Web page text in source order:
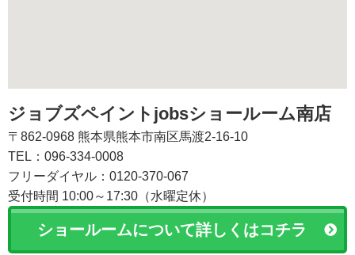
ジョブズペイントjobsショールーム南店
〒862-0968 熊本県熊本市南区馬渡2-16-10
TEL：096-334-0008
フリーダイヤル：0120-370-067
受付時間 10:00～17:30（水曜定休）
ショールームについて詳しくはコチラ